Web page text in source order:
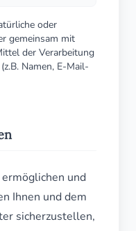
oder
gemeinsam mit
der Verarbeitung
Namen, E-Mail-
und
Ihnen und dem
sicherzustellen,